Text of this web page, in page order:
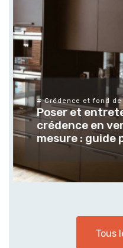
# Différents types de
Tendances et
verres et
mesure pour
extérieur
Tous